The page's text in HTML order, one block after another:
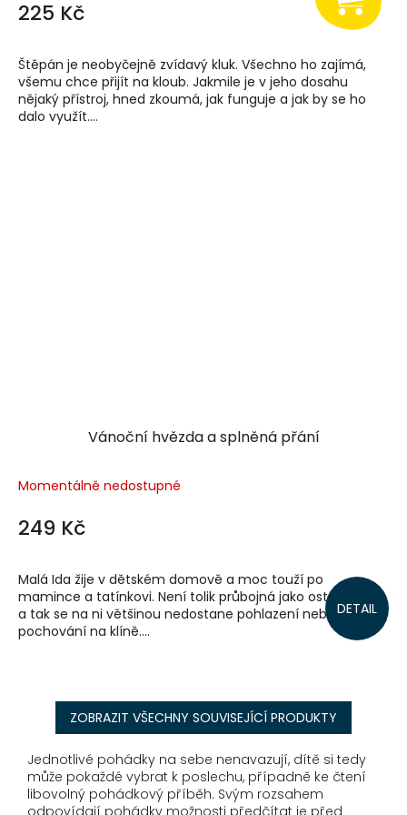
225 Kč
Štěpán je neobyčejně zvídavý kluk. Všechno ho zajímá,
všemu chce přijít na kloub. Jakmile je v jeho dosahu
nějaký přístroj, hned zkoumá, jak funguje a jak by se ho
dalo využít....
Vánoční hvězda a splněná přání
Momentálně nedostupné
249 Kč
DETAIL
Malá Ida žije v dětském domově a moc touží po
mamince a tatínkovi. Není tolik průbojná jako ostatní děti,
a tak se na ni většinou nedostane pohlazení nebo
pochování na klíně....
ZOBRAZIT VŠECHNY SOUVISEJÍCÍ PRODUKTY
Jednotlivé pohádky na sebe nenavazují, dítě si tedy
může pokaždé vybrat k poslechu, případně ke čtení
libovolný pohádkový příběh. Svým rozsahem